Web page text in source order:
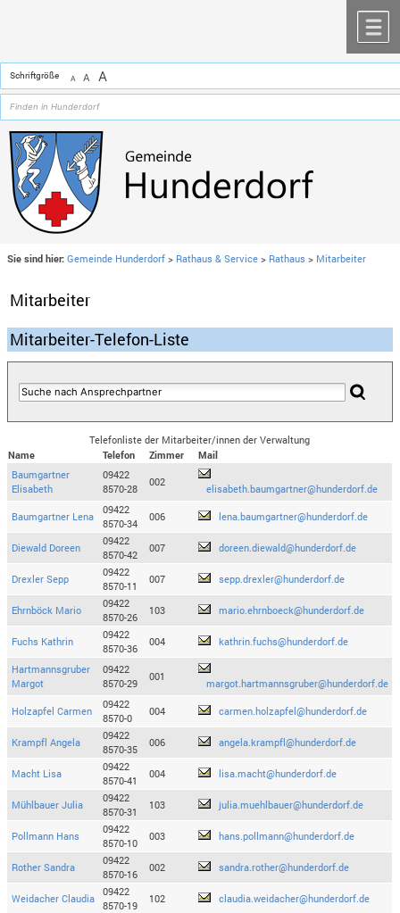
Schriftgröße A A A
Sie sind hier: Gemeinde Hunderdorf > Rathaus & Service > Rathaus > Mitarbeiter
Mitarbeiter
Mitarbeiter-Telefon-Liste
Telefonliste der Mitarbeiter/innen der Verwaltung
Name
Telefon Zimmer
Mail
Baumgartner
Elisabeth
09422
8570-28
002
elisabeth.baumgartner@hunderdorf.de
Baumgartner Lena
09422
8570-34
006 lena.baumgartner@hunderdorf.de
Diewald Doreen
09422
8570-42
007 doreen.diewald@hunderdorf.de
Drexler Sepp
09422
8570-11
007 sepp.drexler@hunderdorf.de
Ehrnböck Mario
09422
8570-26
103 mario.ehrnboeck@hunderdorf.de
Fuchs Kathrin
09422
8570-36
004 kathrin.fuchs@hunderdorf.de
Hartmannsgruber
Margot
09422
8570-29
001
margot.hartmannsgruber@hunderdorf.de
Holzapfel Carmen
09422
8570-0
004 carmen.holzapfel@hunderdorf.de
Krampfl Angela
09422
8570-35
006 angela.krampfl@hunderdorf.de
Macht Lisa
09422
8570-41
004 lisa.macht@hunderdorf.de
Mühlbauer Julia
09422
8570-31
103 julia.muehlbauer@hunderdorf.de
Pollmann Hans
09422
8570-10
003 hans.pollmann@hunderdorf.de
Rother Sandra
09422
8570-16
002 sandra.rother@hunderdorf.de
Weidacher Claudia
09422
8570-19
102 claudia.weidacher@hunderdorf.de